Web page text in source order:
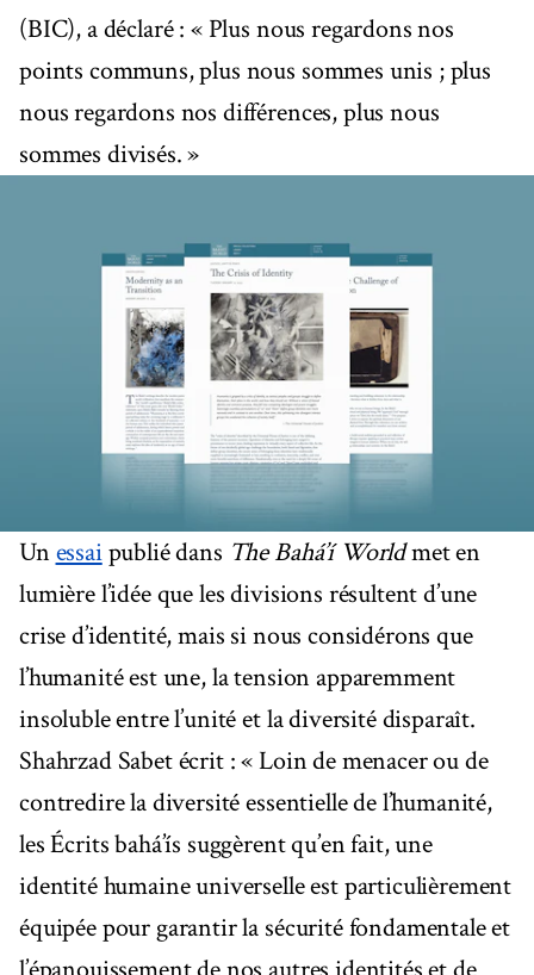
(BIC), a déclaré : « Plus nous regardons nos
points communs, plus nous sommes unis ; plus
nous regardons nos différences, plus nous
sommes divisés. »
Un essaipublié dans The Bahá’í Worldmet en
lumière l’idée que les divisions résultent d’une
crise d’identité, mais si nous considérons que
l’humanité est une, la tension apparemment
insoluble entre l’unité et la diversité disparaît.
Shahrzad Sabet écrit : « Loin de menacer ou de
contredire la diversité essentielle de l’humanité,
les Écrits bahá’ís suggèrent qu’en fait, une
identité humaine universelle est particulièrement
équipée pour garantir la sécurité fondamentale et